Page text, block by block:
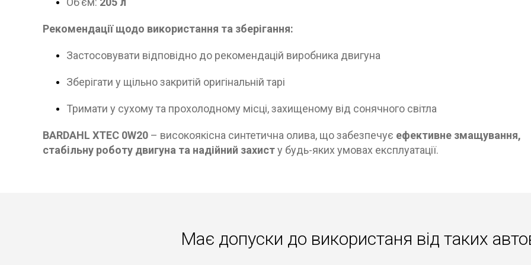
Рекомендації щодо використання та зберігання:
Застосовувати відповідно до рекомендацій виробника двигуна
Зберігати у щільно закритій оригінальній тарі
Тримати у сухому та прохолодному місці, захищеному від сонячного світла
BARDAHL XTEC 0W20 – високоякісна синтетична олива, що забезпечує ефективне змащування,
стабільну роботу двигуна та надійний захисту будь-яких умовах експлуатації.
Має допуски до використаня вiд таких